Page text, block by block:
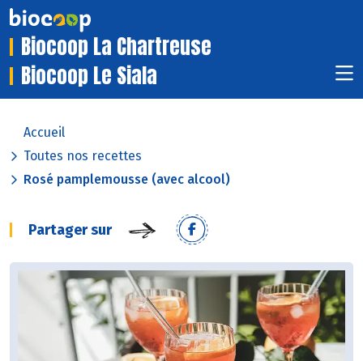
Biocoop La Chartreuse
Biocoop Le Siala
Accueil
Toutes nos recettes
Rosé pamplemousse (avec alcool)
Partager sur